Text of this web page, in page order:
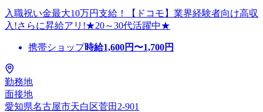
入職祝い金最大10万円支給！【ドコモ】業界経験者向け高収
入!さらに昇給アリ!★20～30代活躍中★
携帯ショップ時給1,600円〜1,700円
勤務地
面接地
愛知県名古屋市天白区菅田2-901